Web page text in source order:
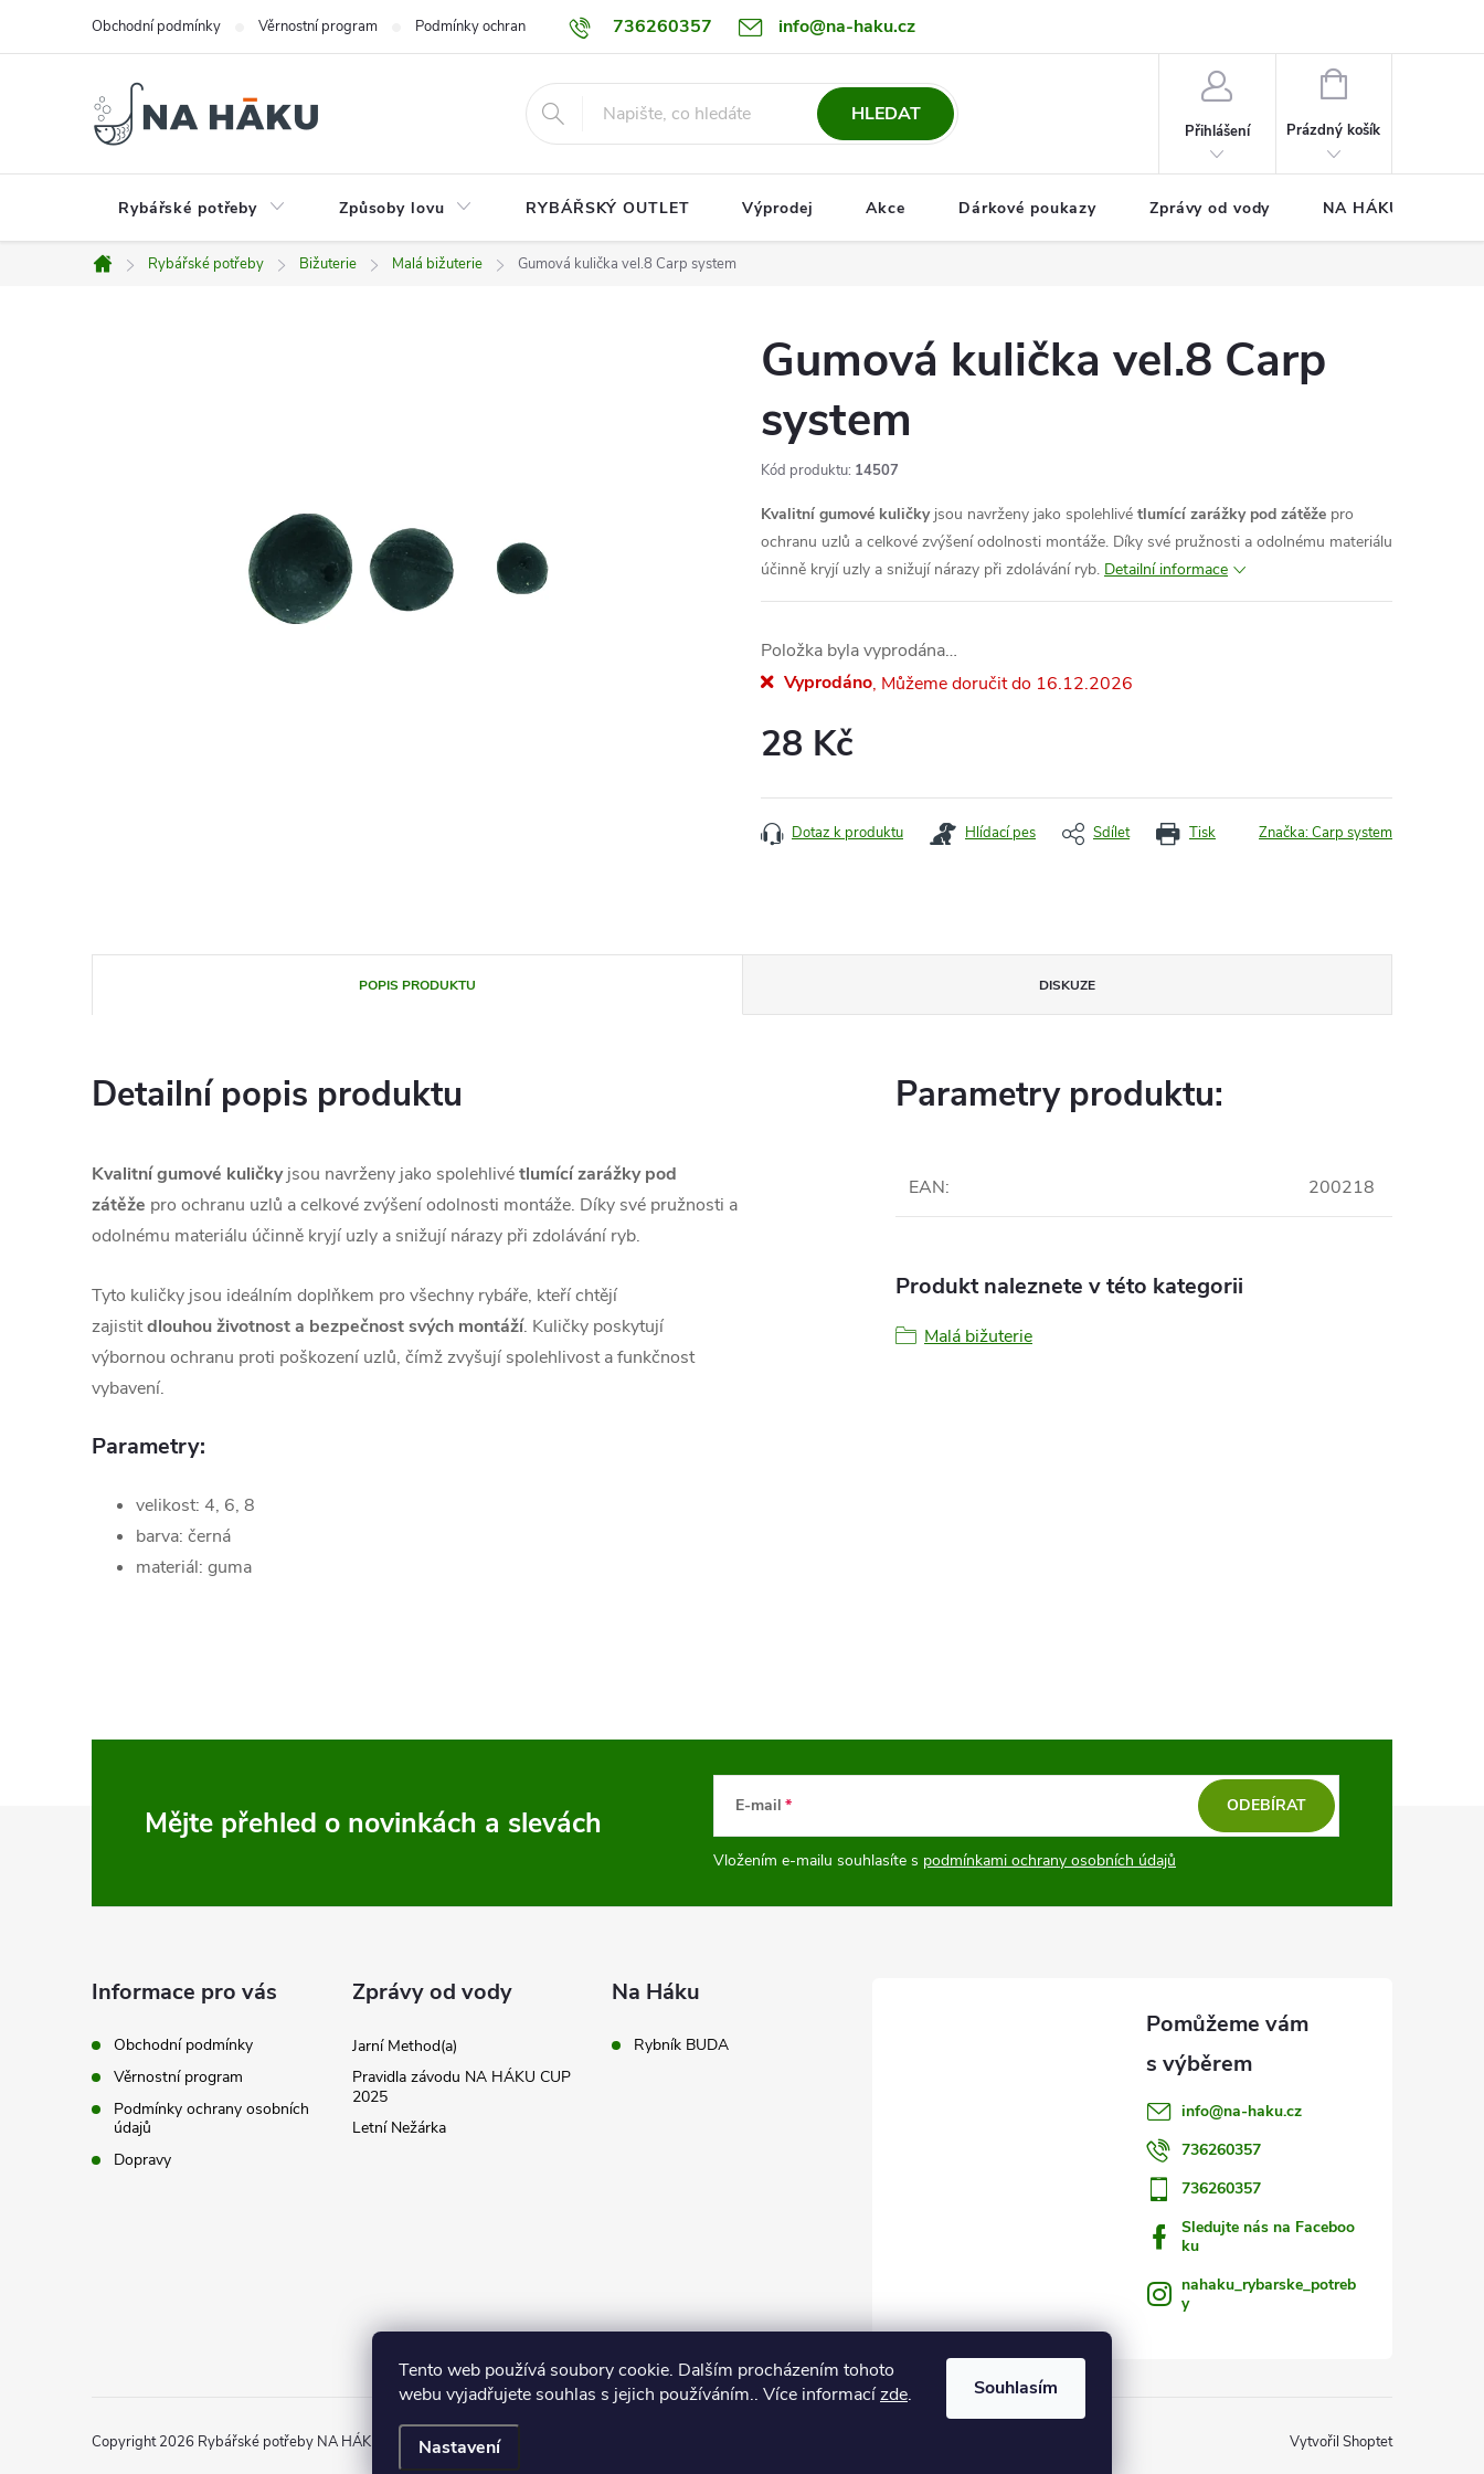
Tento web používá soubory cookie. Dalším procházením tohoto
webu vyjadřujete souhlas s jejich používáním.. Více informacízde.
Nastavení
Souhlasím
736260357 info@na-haku.cz
Obchodní podmínky Věrnostní program Podmínky ochrany osobních údajů Dopravy
HLEDAT
Přihlášení
NÁKUPNÍ
Prázdný košík
Rybářské potřeby Způsoby lovu RYBÁŘSKÝ OUTLET Výprodej Akce Dárkové poukazy Zprávy od vody NA HÁKU CUP
Domů
Rybářské potřeby Bižuterie Malá bižuterie Gumová kulička vel.8 Carp system
Gumová kulička vel.8 Carp
system
Kód produktu: 14507
Kvalitní gumové kuličkyjsou navrženy jako spolehlivé tlumící zarážky pod zátěže pro
ochranu uzlů a celkové zvýšení odolnosti montáže. Díky své pružnosti a odolnému materiálu
účinně kryjí uzly a snižují nárazy při zdolávání ryb. Detailní informace
Položka byla vyprodána…
Vyprodáno
16.12.2026
28 Kč
cena:
Tisk
Dotaz k produktu Hlídací pes Sdílet Značka:Carp system
POPIS PRODUKTU DISKUZE
Detailní popis produktu
Kvalitní gumové kuličkyjsou navrženy jako spolehlivétlumící zarážky pod
zátěže pro ochranu uzlů a celkové zvýšení odolnosti montáže. Díky své pružnosti a
odolnému materiálu účinně kryjí uzly a snižují nárazy při zdolávání ryb.
Tyto kuličky jsou ideálním doplňkem pro všechny rybáře, kteří chtějí
zajistitdlouhou životnost a bezpečnost svých montáží. Kuličky poskytují
výbornou ochranu proti poškození uzlů, čímž zvyšují spolehlivost a funkčnost
vybavení.
Parametry:
velikost: 4, 6, 8
barva: černá
materiál: guma
Parametry produktu:
EAN: 200218
Produkt naleznete v této kategorii
Malá bižuterie
Mějte přehled o novinkách a slevách E-mail
Vložením e-mailu souhlasíte s podmínkami ochrany osobních údajů
ODEBÍRAT
Informace pro vás
Obchodní podmínky
Věrnostní program
Podmínky ochrany osobních
údajů
Dopravy
Zprávy od vody
Jarní Method(a)
Pravidla závodu NA HÁKU CUP
2025
Letní Nežárka
Na Háku
Rybník BUDA
info@na-haku.cz
736260357
736260357
Sledujte nás na Faceboo
ku
nahaku_rybarske_potreb
y
Vytvořil Shoptet
Copyright 2026 Rybářské potřeby NA HÁKU . Všechna práva vyhrazena.